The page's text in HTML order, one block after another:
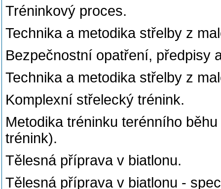
Tréninkový proces.
Technika a metodika střelby z
Bezpečnostní opatření, předpisy
Technika a metodika střelby z
Komplexní střelecký trénink.
Metodika tréninku terénního
trénink).
Tělesná příprava v biatlonu.
Tělesná příprava v biatlonu -